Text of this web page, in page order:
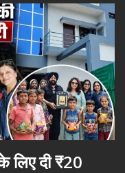
लिए दी ₹20